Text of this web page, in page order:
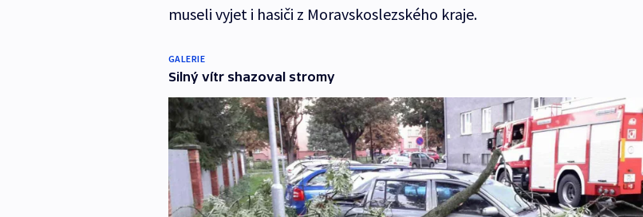
museli vyjet i hasiči z Moravskoslezského kraje.
GALERIE
Silný vítr shazoval stromy